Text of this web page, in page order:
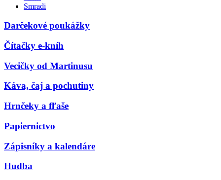
Smradi
Darčekové poukážky
Čítačky e-kníh
Vecičky od Martinusu
Káva, čaj a pochutiny
Hrnčeky a fľaše
Papiernictvo
Zápisníky a kalendáre
Hudba